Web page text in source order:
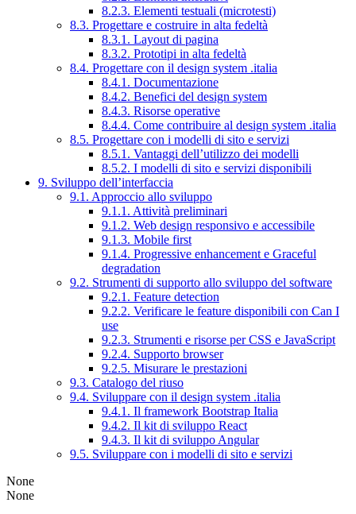
8.2.3. Elementi testuali (microtesti)
8.3. Progettare e costruire in alta fedeltà
8.3.1. Layout di pagina
8.3.2. Prototipi in alta fedeltà
8.4. Progettare con il design system .italia
8.4.1. Documentazione
8.4.2. Benefici del design system
8.4.3. Risorse operative
8.4.4. Come contribuire al design system .italia
8.5. Progettare con i modelli di sito e servizi
8.5.1. Vantaggi dell’utilizzo dei modelli
8.5.2. I modelli di sito e servizi disponibili
9. Sviluppo dell’interfaccia
9.1. Approccio allo sviluppo
9.1.1. Attività preliminari
9.1.2. Web design responsivo e accessibile
9.1.3. Mobile first
9.1.4. Progressive enhancement e Graceful
degradation
9.2. Strumenti di supporto allo sviluppo del software
9.2.1. Feature detection
9.2.2. Verificare le feature disponibili con Can I
use
9.2.3. Strumenti e risorse per CSS e JavaScript
9.2.4. Supporto browser
9.2.5. Misurare le prestazioni
9.3. Catalogo del riuso
9.4. Sviluppare con il design system .italia
9.4.1. Il framework Bootstrap Italia
9.4.2. Il kit di sviluppo React
9.4.3. Il kit di sviluppo Angular
9.5. Sviluppare con i modelli di sito e servizi
None
None